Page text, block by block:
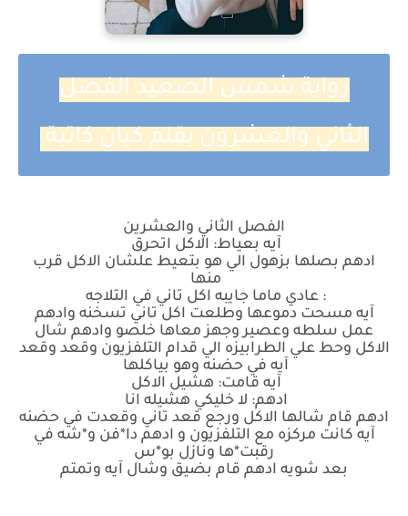
رواية شمس الصعيد الفصل
الثاني والعشرون بقلم كيان كاتبة
الفصل الثاني والعشرين
آيه بعياط: الاكل اتحرق
ادهم بصلها بزهول الي هو بتعيط علشان الاكل قرب
منها
: عادي ماما جايبه اكل تاني في التلاجه
آيه مسحت دموعها وطلعت اكل تاني تسخنه وادهم
عمل سلطه وعصير وجهز معاها خلصو وادهم شال
الاكل وحط علي الطرابيزه الي قدام التلفزيون وقعد وقعد
آيه في حضنه وهو بياكلها
آيه قامت: هشيل الاكل
ادهم: لا خليكي هشيله انا
ادهم قام شالها الاكل ورجع قعد تاني وقعدت في حضنه
آيه كانت مركزه مع التلفزيون و ادهم دا*فن و*شه في
رقبت*ها ونازل بو*س
بعد شويه ادهم قام بضيق وشال آيه وتمتم